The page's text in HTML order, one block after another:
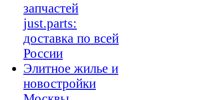
запчастей
just.parts:
доставка по всей
России
Элитное жилье и
новостройки